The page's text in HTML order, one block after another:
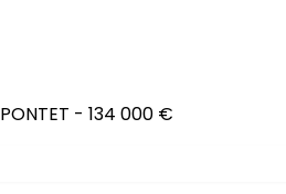
- 134 000 €